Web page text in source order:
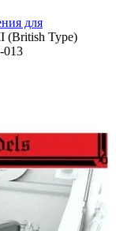
для
(British Type)
013